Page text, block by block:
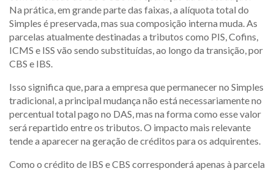
Na prática, em grande parte das faixas, a alíquota total do
Simples é preservada, mas sua composição interna muda. As
parcelas atualmente destinadas a tributos como PIS, Cofins,
ICMS e ISS vão sendo substituídas, ao longo da transição, por
CBS e IBS.
Isso significa que, para a empresa que permanecer no Simples
tradicional, a principal mudança não está necessariamente no
percentual total pago no DAS, mas na forma como esse valor
será repartido entre os tributos. O impacto mais relevante
tende a aparecer na geração de créditos para os adquirentes.
Como o crédito de IBS e CBS corresponderá apenas à parcela